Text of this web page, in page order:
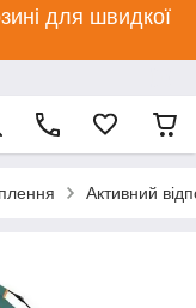
для швидкої
Активний